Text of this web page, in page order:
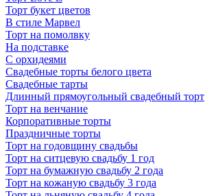
Торт букет цветов
В стиле Марвел
Торт на помолвку
На подставке
С орхидеями
Свадебные торты белого цвета
Свадебные тарты
Длинный прямоугольный свадебный торт
Торт на венчание
Корпоративные торты
Праздничные торты
Торт на годовщину свадьбы
Торт на ситцевую свадьбу 1 год
Торт на бумажную свадьбу 2 года
Торт на кожаную свадьбу 3 года